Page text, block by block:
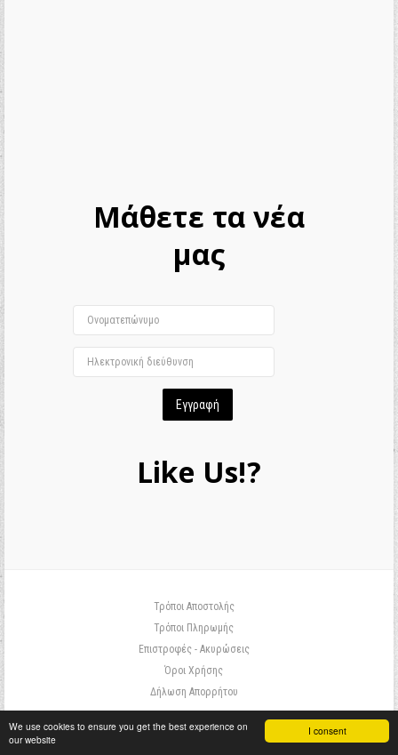
I consent
We use cookies to ensure you get the best experience on
our website
Μάθετε τα νέα
μας
Like Us!?
Τρόποι Αποστολής
Τρόποι Πληρωμής
Επιστροφές - Ακυρώσεις
Όροι Χρήσης
Δήλωση Απορρήτου